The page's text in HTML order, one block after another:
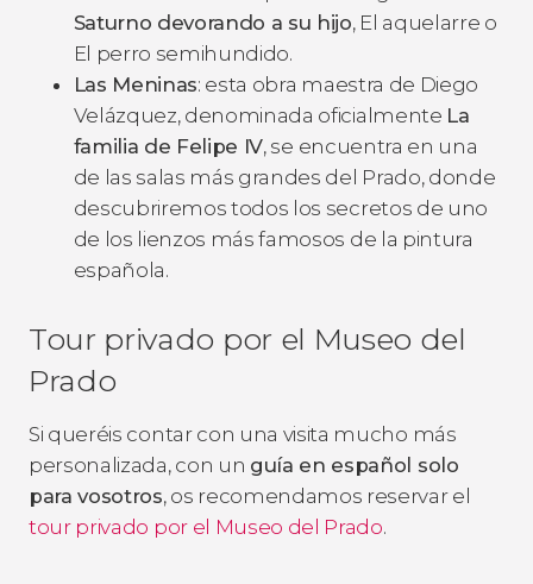
Saturno devorando a su hijo, El aquelarre o
El perro semihundido.
Las Meninas: esta obra maestra de Diego
Velázquez, denominada oficialmente La
familia de Felipe IV, se encuentra en una
de las salas más grandes del Prado, donde
descubriremos todos los secretos de uno
de los lienzos más famosos de la pintura
española.
Tour privado por el Museo del
Prado
Si queréis contar con una visita mucho más
personalizada, con un guía en español solo
para vosotros, os recomendamos reservar el
tour privado por el Museo del Prado.